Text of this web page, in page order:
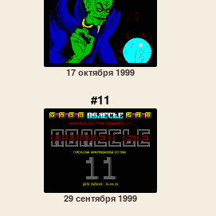
17 октября 1999
#11
29 сентября 1999